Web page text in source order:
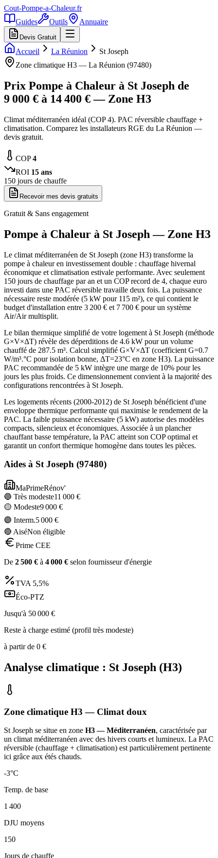
Cout-Pompe-a-Chaleur.fr
Guides
Outils Annuaire
Devis Gratuit
Accueil La Réunion
St Joseph
Zone climatique H3 — La Réunion (97480)
Prix Pompe à Chaleur à St Joseph de
9 000 € à 14 400 € — Zone H3
Climat méditerranéen idéal (COP 4). PAC réversible chauffage +
climatisation. Comparez les installateurs RGE du La Réunion —
devis gratuit.
COP4
ROI 15 ans
150 jours de chauffe
Recevoir mes devis gratuits
Gratuit & Sans engagement
Pompe à Chaleur à St Joseph — Zone H3
Le climat méditerranéen de St Joseph (zone H3) transforme la
pompe à chaleur en investissement double : chauffage hivernal
économique et climatisation estivale performante. Avec seulement
150 jours de chauffage par an et un COP record de 4, chaque euro
investi dans une PAC réversible travaille deux fois. La puissance
nécessaire reste modérée (5 kW pour 115 m²), ce qui contient le
budget d'installation entre 3 200 € et 7 700 € pour un système
Air/Air multisplit.
Le bilan thermique simplifié de votre logement à St Joseph (méthode
G×V×ΔT) révèle des déperditions de 4.6 kW pour un volume
chauffé de 287.5 m³. Calcul simplifié G×V×ΔT (coefficient G=0.7
W/m³.°C pour isolation bonne, ΔT=23°C en zone H3). La puissance
PAC recommandée de 5 kW intègre une marge de 10% pour les
jours les plus froids. Ce dimensionnement convient à la majorité des
configurations rencontrées à St Joseph.
Les logements récents (2000-2012) de St Joseph bénéficient d'une
enveloppe thermique performante qui maximise le rendement de la
PAC. La faible puissance nécessaire (5 kW) autorise des modèles
compacts, silencieux et économiques. Associée à un plancher
chauffant basse température, la PAC atteint son COP optimal et
garantit un confort thermique homogène dans toutes les pièces.
Aides à St Joseph (97480)
MaPrimeRénov'
🔵 Très modeste11 000 €
🟡 Modeste9 000 €
🟣 Interm.5 000 €
🔴 AiséNon éligible
Prime CEE
De 2 500 € à 4 000 € selon fournisseur d'énergie
TVA 5,5%
Éco-PTZ
Jusqu'à 50 000 €
Reste à charge estimé (profil très modeste)
à partir de 0 €
Analyse climatique : St Joseph (H3)
Zone climatique H3 — Climat doux
St Joseph se situe en zone H3 — Méditerranéen, caractérisée par
un climat méditerranéen avec des hivers courts et lumineux. La PAC
réversible (chauffage + climatisation) est particulièrement pertinente
ici grâce aux étés chauds.
-3°C
Temp. de base
1 400
DJU moyens
150
Jours de chauffe